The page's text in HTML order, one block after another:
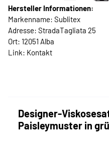
Hersteller Informationen:
Markenname: Sublitex
Adresse: StradaTagliata 25
Ort: 12051 Alba
Link: Kontakt
Designer-
Paisleymuster in